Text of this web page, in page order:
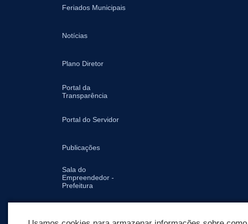
Feriados Municipais
Notícias
Plano Diretor
Portal da
Transparência
Portal do Servidor
Publicações
Sala do
Empreendedor -
Prefeitura